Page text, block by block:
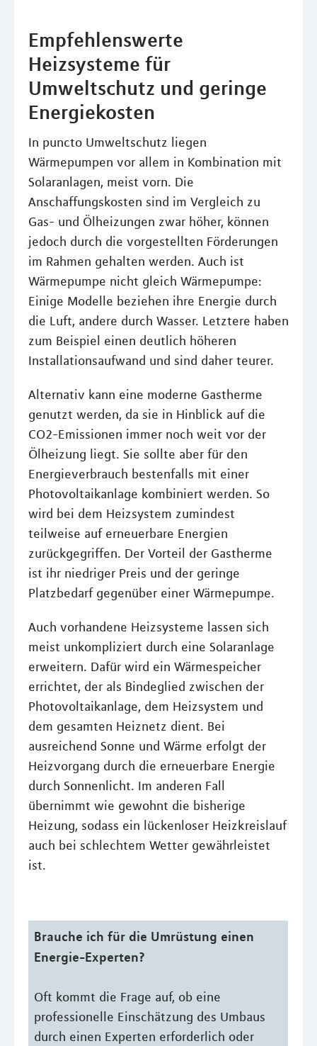
Empfehlenswerte
Heizsysteme für
Umweltschutz und geringe
Energiekosten
In puncto Umweltschutz liegen
Wärmepumpen vor allem in Kombination mit
Solaranlagen, meist vorn. Die
Anschaffungskosten sind im Vergleich zu
Gas- und Ölheizungen zwar höher, können
jedoch durch die vorgestellten Förderungen
im Rahmen gehalten werden. Auch ist
Wärmepumpe nicht gleich Wärmepumpe:
Einige Modelle beziehen ihre Energie durch
die Luft, andere durch Wasser. Letztere haben
zum Beispiel einen deutlich höheren
Installationsaufwand und sind daher teurer.
Alternativ kann eine moderne Gastherme
genutzt werden, da sie in Hinblick auf die
CO2-Emissionen immer noch weit vor der
Ölheizung liegt. Sie sollte aber für den
Energieverbrauch bestenfalls mit einer
Photovoltaikanlage kombiniert werden. So
wird bei dem Heizsystem zumindest
teilweise auf erneuerbare Energien
zurückgegriffen. Der Vorteil der Gastherme
ist ihr niedriger Preis und der geringe
Platzbedarf gegenüber einer Wärmepumpe.
Auch vorhandene Heizsysteme lassen sich
meist unkompliziert durch eine Solaranlage
erweitern. Dafür wird ein Wärmespeicher
errichtet, der als Bindeglied zwischen der
Photovoltaikanlage, dem Heizsystem und
dem gesamten Heiznetz dient. Bei
ausreichend Sonne und Wärme erfolgt der
Heizvorgang durch die erneuerbare Energie
durch Sonnenlicht. Im anderen Fall
übernimmt wie gewohnt die bisherige
Heizung, sodass ein lückenloser Heizkreislauf
auch bei schlechtem Wetter gewährleistet
ist.
Brauche ich für die Umrüstung einen
Energie-Experten?
Oft kommt die Frage auf, ob eine
professionelle Einschätzung des Umbaus
durch einen Experten erforderlich oder